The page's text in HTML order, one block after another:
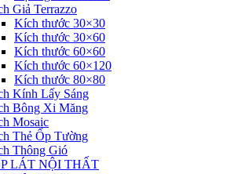
Giả Terrazzo
Kích thước 30×30
Kích thước 30×60
Kích thước 60×60
Kích thước 60×120
Kích thước 80×80
Kính Lấy Sáng
Bông Xi Măng
Mosaic
Thẻ Ốp Tường
Thông Gió
LÁT NỘI THẤT